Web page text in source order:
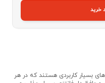
خرید
بسیار کاربردی هستند که در هر